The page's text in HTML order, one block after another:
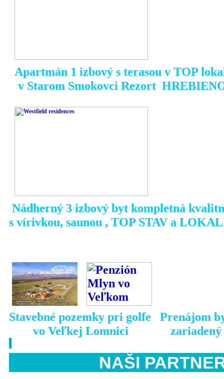
Apartmán 1 izbový s terasou v TOP
v Starom Smokovci Rezort
Nádherný 3 izbový byt kompletná
s vírivkou, saunou , TOP STAV a
Stavebné pozemky pri golfe Prenájom
vo Veľkej Lomnici zariadený s
NAŠI